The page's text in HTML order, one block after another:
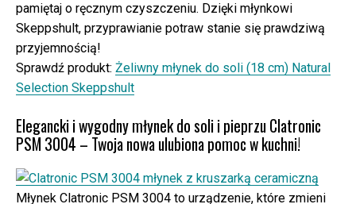
pamiętaj o ręcznym czyszczeniu. Dzięki młynkowi
Skeppshult, przyprawianie potraw stanie się prawdziwą
przyjemnością!
Sprawdź produkt: Żeliwny młynek do soli (18 cm) Natural
Selection Skeppshult
Elegancki i wygodny młynek do soli i pieprzu Clatronic
PSM 3004 – Twoja nowa ulubiona pomoc w kuchni!
Młynek Clatronic PSM 3004 to urządzenie, które zmieni